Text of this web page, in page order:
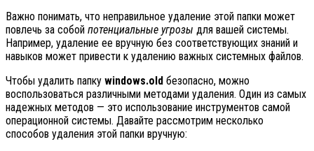
Важно понимать, что неправильное удаление этой папки может
повлечь за собой потенциальные угрозы для вашей системы.
Например, удаление ее вручную без соответствующих знаний и
навыков может привести к удалению важных системных файлов.
Чтобы удалить папку windows.old безопасно, можно
воспользоваться различными методами удаления. Один из самых
надежных методов — это использование инструментов самой
операционной системы. Давайте рассмотрим несколько
способов удаления этой папки вручную: